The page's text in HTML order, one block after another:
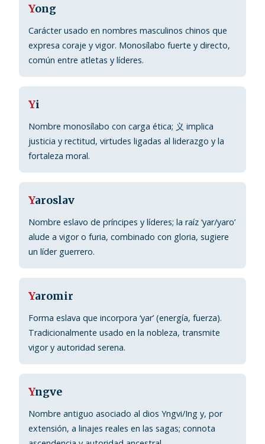
Yong
Carácter usado en nombres masculinos chinos que
expresa coraje y vigor. Monosílabo fuerte y directo,
común entre atletas y líderes.
Yi
Nombre monosílabo con carga ética; 义 implica
justicia y rectitud, virtudes ligadas al liderazgo y la
fortaleza moral.
Yaroslav
Nombre eslavo de príncipes y líderes; la raíz ‘yar/yarо’
alude a vigor o furia, combinado con gloria, sugiere
un líder guerrero.
Yaromir
Forma eslava que incorpora ‘yar’ (energía, fuerza).
Tradicionalmente usado en la nobleza, transmite
vigor y autoridad serena.
Yngve
Nombre antiguo asociado al dios Yngvi/Ing y, por
extensión, a linajes reales en las sagas; connota